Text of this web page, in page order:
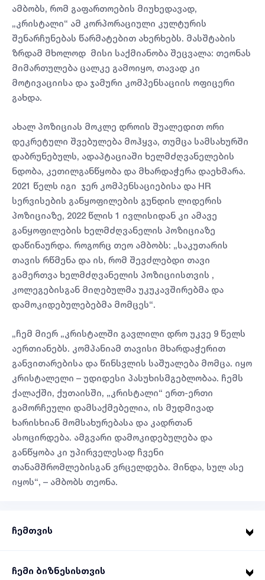
ამბობს, რომ გაფართოების მიუხედავად,
„კრისტალი“ ამ კორპორაციული კულტურის
შენარჩუნებას წარმატებით ახერხებს. მასშტაბის
ზრდამ მხოლოდ მისი საქმიანობა შეცვალა: თეონას
მიმართულება ცალკე გამოიყო, თავად კი
მოტივაციისა და ჯამური კომპენსაციის ოფიცერი
გახდა.
ახალ პოზიციას მოკლე დროის შუალედით ორი
დეკრეტული შვებულება მოჰყვა, თუმცა სამსახურში
დაბრუნებულს, ადაპტაციაში ხელმძღვანელების
ნდობა, კეთილგანწყობა და მხარდაჭერა დაეხმარა.
2021 წელს იგი ჯერ კომპენსაციებისა და HR
სერვისების განყოფილების გუნდის ლიდერის
პოზიციაზე, 2022 წლის 1 ივლისიდან კი ამავე
განყოფილების ხელმძღვანელის პოზიციაზე
დაწინაურდა. როგორც თეო ამბობს: „საკუთარის
თავის რწმენა და ის, რომ შევძლებდი თავი
გამერთვა ხელმძღვანელის პოზიციისთვის ,
კოლეგებისგან მიღებულმა უკუკავშირებმა და
დამოკიდებულებებმა მომცეს“.
„ჩემ მიერ „კრისტალში გავლილი დრო უკვე 9 წელს
აერთიანებს. კომპანიამ თავისი მხარდაჭერით
განვითარებისა და წინსვლის საშუალება მომცა. იყო
კრისტალელი – უდიდესი პასუხისმგებლობაა. ჩემს
ქალაქში, ქუთაისში, „კრისტალი“ ერთ-ერთი
გამორჩეული დამსაქმებელია, ის მუდმივად
ხარისხიან მომსახურებასა და კადრთან
ასოცირდება. ამგვარი დამოკიდებულება და
განწყობა კი უპირველესად ჩვენი
თანამშრომლებისგან ვრცელდება. მინდა, სულ ასე
იყოს“, – ამბობს თეონა.
ჩემთვის
ჩემი ბიზნესისთვის